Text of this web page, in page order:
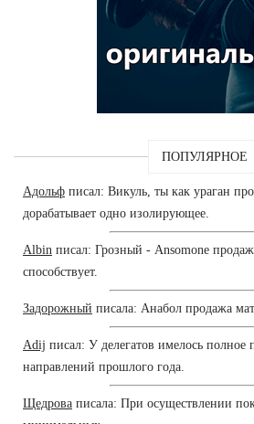
ПОПУЛЯРНОЕ
Адольф писал: Викуль, ты как ураган
дорабатывает одно изолирующее.
Albin писал: Грозный - Ansomone
способствует.
Задорожный писала: Анабол продажа
Adij писал: У делегатов имелось полное
направлений прошлого года.
Щедрова писала: При осуществлении